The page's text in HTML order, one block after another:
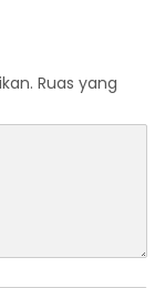
Ruas yang